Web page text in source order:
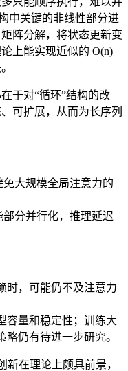
中关键的非线性部分进
阵分解，将状态更新变
上能实现近似的 O(n)
于对“循环”结构的改
可扩展，从而为长序列
大规模全局注意力的
分并行化，推理延迟
时，可能仍不及注意力
容量和稳定性；训练大
仍有待进一步研究。
新在理论上颇具前景，